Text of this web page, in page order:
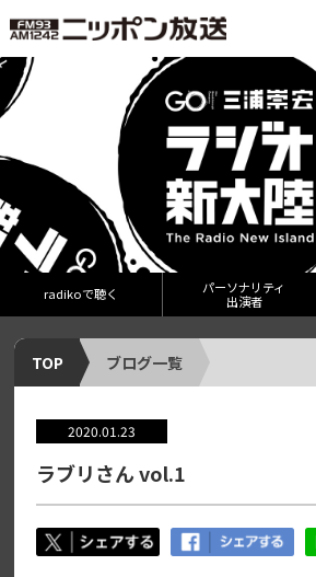
radikoで聴く
パーソナリティ
出演者
TOP ブログ一覧
2020.01.23
ラブリさん vol.1